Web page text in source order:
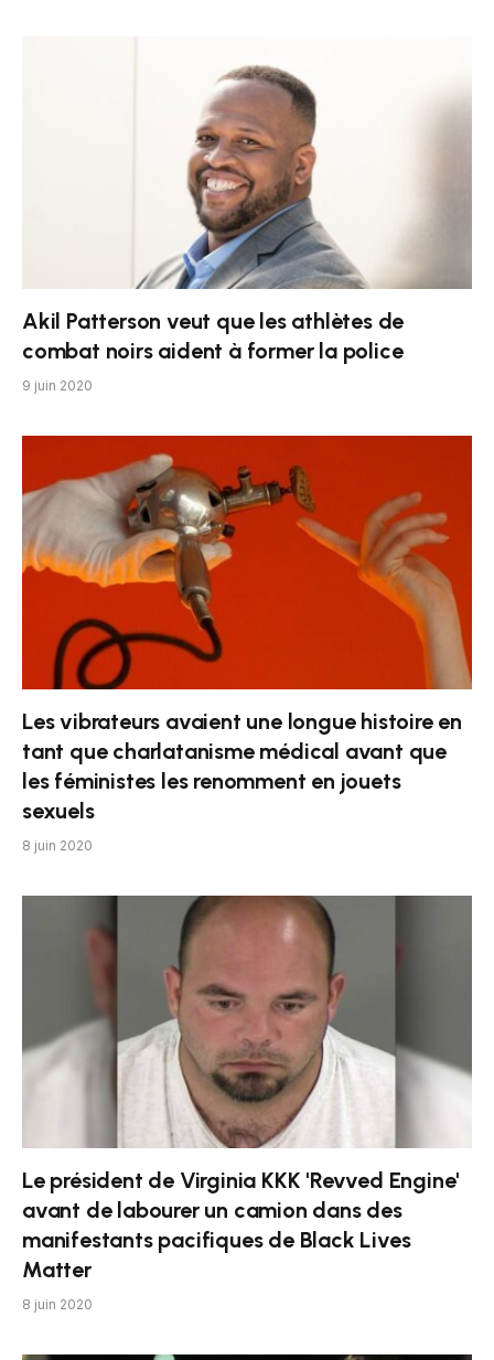
Akil Patterson veut que les athlètes de
combat noirs aident à former la police
9 juin 2020
Les vibrateurs avaient une longue histoire en
tant que charlatanisme médical avant que
les féministes les renomment en jouets
sexuels
8 juin 2020
Le président de Virginia KKK 'Revved Engine'
avant de labourer un camion dans des
manifestants pacifiques de Black Lives
Matter
8 juin 2020